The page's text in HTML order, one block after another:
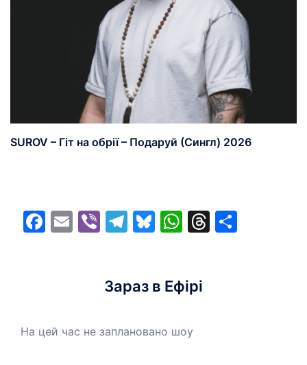
SUROV – Гіт на обрії – Подаруй (Сингл) 2026
Facebook
EmailViberTelegram
Bluesky
WhatsApp
Threads
Зараз в Ефірі
На цей час не заплановано шоу